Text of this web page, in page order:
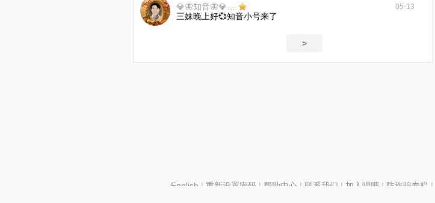
05-13
三妹晚上好💞知音小号来了
>
English | 重新设置密码| 帮助中心 | 联系我们 | 加入唱吧 | 防诈骗专栏 |